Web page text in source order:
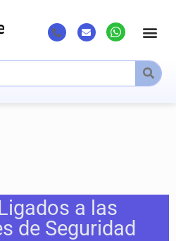
a las
de Seguridad